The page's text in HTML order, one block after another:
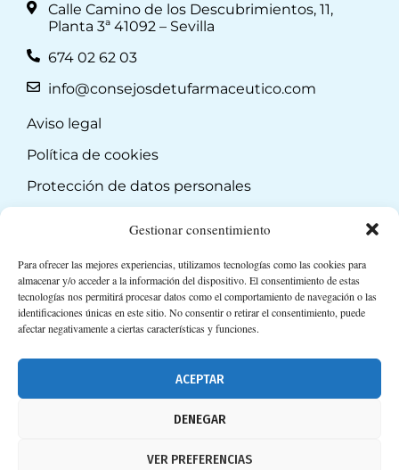
Gestionar consentimiento
Para ofrecer las mejores experiencias, utilizamos tecnologías como las cookies para
almacenar y/o acceder a la información del dispositivo. El consentimiento de estas
tecnologías nos permitirá procesar datos como el comportamiento de navegación o las
identificaciones únicas en este sitio. No consentir o retirar el consentimiento, puede
afectar negativamente a ciertas características y funciones.
ACEPTAR
DENEGAR
VER PREFERENCIAS
Calle Camino de los Descubrimientos, 11,
Planta 3ª 41092 – Sevilla
674 02 62 03
info@consejosdetufarmaceutico.com
Aviso legal
Política de cookies
Protección de datos personales